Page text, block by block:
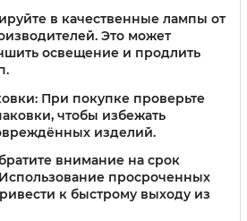
в качественные лампы от
Это может
освещение и продлить
При покупке проверьте
чтобы избежать
изделий.
внимание на срок
просроченных
к быстрому выходу из